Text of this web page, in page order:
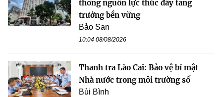
thông nguồn lực thúc đẩy tăng
trưởng bền vững
Bảo San
10:04 08/08/2026
Thanh tra Lào Cai: Bảo vệ bí mật
Nhà nước trong môi trường số
Bùi Bình